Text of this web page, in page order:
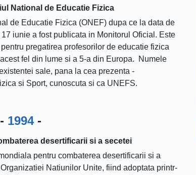
National de Educatie Fizica
de Educatie Fizica (ONEF) dupa ce la data de
iunie a fost publicata in Monitorul Oficial. Este
pregatirea profesorilor de educatie fizica
fel din lume si a 5-a din Europa. Numele
sale, pana la cea prezenta -
si Sport, cunoscuta si ca UNEFS.
- 1994-
desertificarii si a secetei
pentru combaterea desertificarii si a
Natiunilor Unite, fiind adoptata printr-